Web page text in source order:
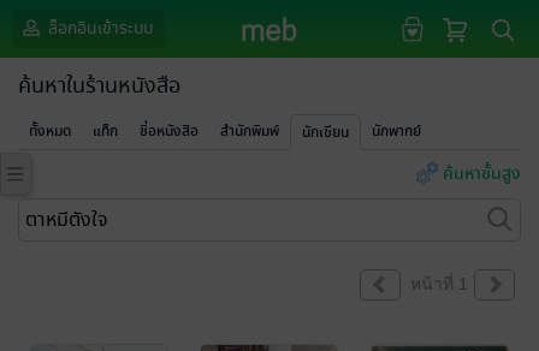
ล็อกอินเข้าระบบ
ค้นหาในร้านหนังสือ
ทั้งหมด แท็ก ชื่อหนังสือ สำนักพิมพ์ นักเขียน นักพากย์
ค้นหาขั้นสูง
หน้าที่ 1